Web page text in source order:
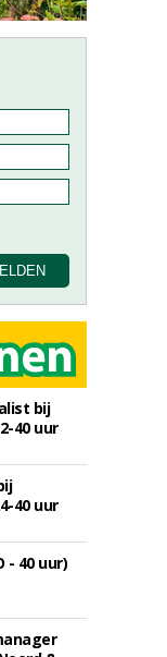
bij
40 uur
40 uur
- 40 uur)